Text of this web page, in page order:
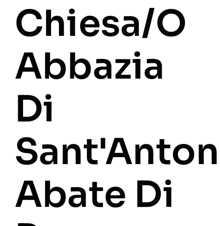
Chiesa/o
Abbazia
Di
Abate Di